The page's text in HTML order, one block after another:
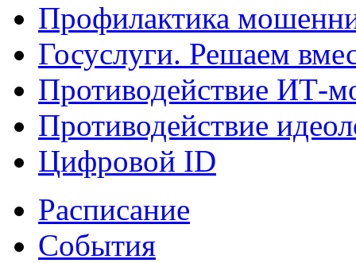
Профилактика
Госуслуги. Решаем
Противодействие ИТ-
Противодействие
Цифровой ID
Расписание
События